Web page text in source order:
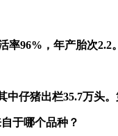
率96%，年产胎次2.2。
中仔猪出栏35.7万头
于哪个品种？